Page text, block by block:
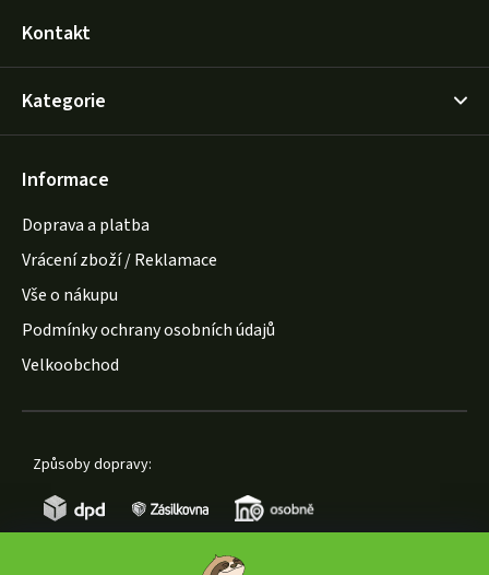
Kontakt
Kategorie
Informace
Doprava a platba
Vrácení zboží / Reklamace
Vše o nákupu
Podmínky ochrany osobních údajů
Velkoobchod
Způsoby dopravy: